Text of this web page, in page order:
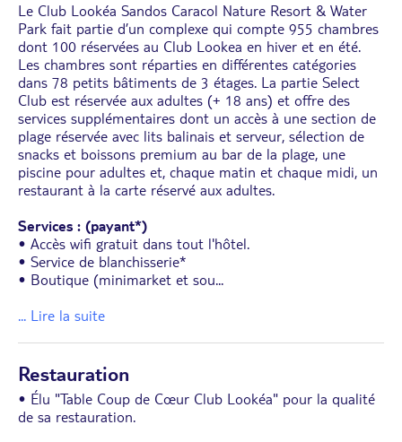
Le Club Lookéa Sandos Caracol Nature Resort & Water
Park fait partie d’un complexe qui compte 955 chambres
dont 100 réservées au Club Lookea en hiver et en été.
Les chambres sont réparties en différentes catégories
dans 78 petits bâtiments de 3 étages. La partie Select
Club est réservée aux adultes (+ 18 ans) et offre des
services supplémentaires dont un accès à une section de
plage réservée avec lits balinais et serveur, sélection de
snacks et boissons premium au bar de la plage, une
piscine pour adultes et, chaque matin et chaque midi, un
restaurant à la carte réservé aux adultes.
Services : (payant*)
• Accès wifi gratuit dans tout l'hôtel.
• Service de blanchisserie*
• Boutique (minimarket et sou...
... Lire la suite
Restauration
• Élu "Table Coup de Cœur Club Lookéa" pour la qualité
de sa restauration.